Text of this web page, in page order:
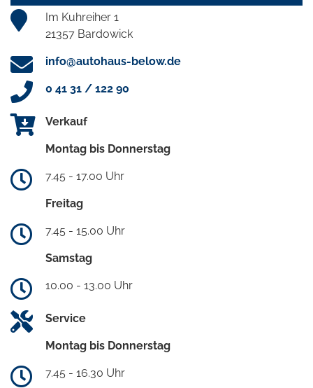
Im Kuhreiher 1
21357 Bardowick
info@autohaus-below.de
0 41 31 / 122 90
Verkauf
Montag bis Donnerstag
7.45 - 17.00 Uhr
Freitag
7.45 - 15.00 Uhr
Samstag
10.00 - 13.00 Uhr
Service
Montag bis Donnerstag
7.45 - 16.30 Uhr